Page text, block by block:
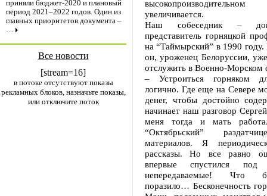
приняли бюджет-2020 и плановый
период 2021–2022 годов. Один из
главных приоритетов документа –
…
Все новости
[stream=16]
в потоке отсутствуют показы
рекламных блоков, назначьте показы,
или отключите поток
высокопроизводительном
увеличивается.
Наш собеседник –
представитель горняцкой
на “Таймырский” в 1990
он, уроженец Белоруссии,
отслужить в Военно-Морском
– Устроиться горняком
логично. Где еще на Севере
денег, чтобы достойно
начинает наш разговор
меня тогда и мать
“Октябрьский”
материалов. Я
рассказы. Но все равно
впервые спустился
непередаваемые! Что
поразило… Бесконечность